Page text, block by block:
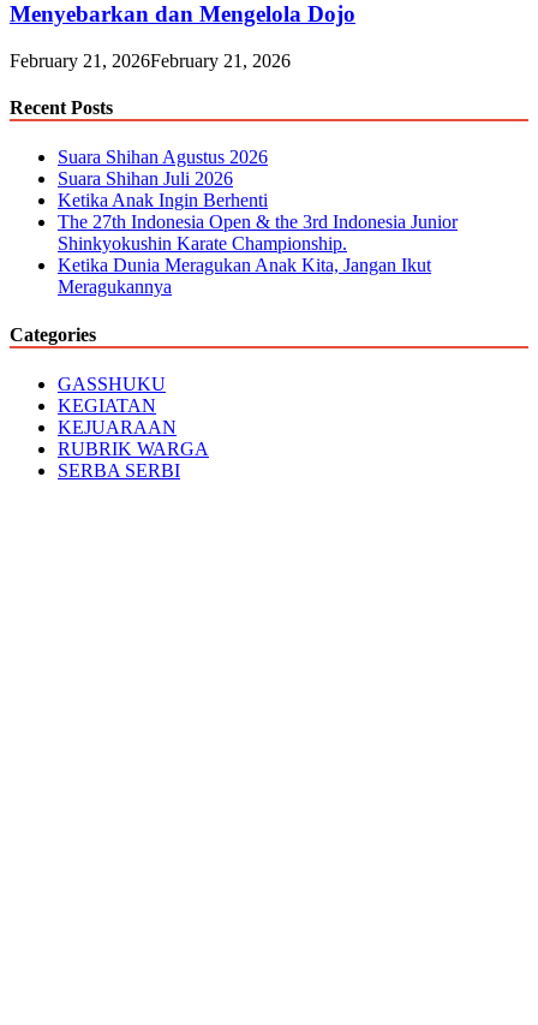
Menyebarkan dan Mengelola Dojo
February 21, 2026February 21, 2026
Recent Posts
Suara Shihan Agustus 2026
Suara Shihan Juli 2026
Ketika Anak Ingin Berhenti
The 27th Indonesia Open & the 3rd Indonesia Junior
Shinkyokushin Karate Championship.
Ketika Dunia Meragukan Anak Kita, Jangan Ikut
Meragukannya
Categories
GASSHUKU
KEGIATAN
KEJUARAAN
RUBRIK WARGA
SERBA SERBI